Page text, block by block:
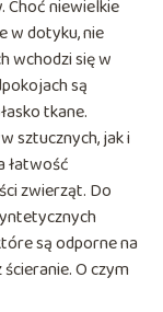
Choć niewielkie
w dotyku, nie
wchodzi się w
są
tkane.
sztucznych, jak i
łatwość
zwierząt. Do
są odporne na
O czym